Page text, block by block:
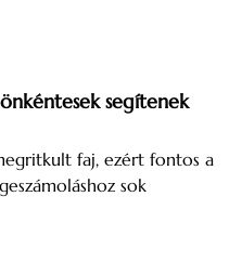
segítenek
faj, ezért fontos a
sok